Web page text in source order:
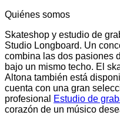
Quiénes somos
Skateshop y estudio de
Studio Longboard. Un
combina las dos pasiones
bajo un mismo techo. El
Altona también está
cuenta con una gran
profesional
Estudio de
corazón de un músico